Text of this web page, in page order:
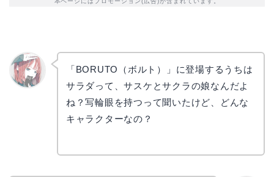
「BORUTO（ボルト）」に登場するうちは
サラダって、サスケとサクラの娘なんだよ
ね？写輪眼を持つって聞いたけど、どんな
キャラクターなの？